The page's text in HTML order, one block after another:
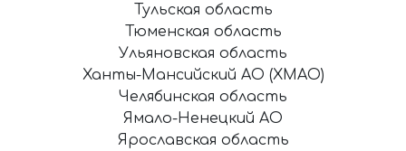
Тульская область
Тюменская область
Ульяновская область
Ханты-Мансийский АО (ХМАО)
Челябинская область
Ямало-Ненецкий АО
Ярославская область